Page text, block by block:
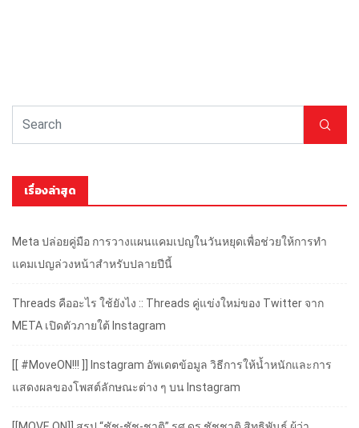
เรื่องล่าสุด
Meta ปล่อยคู่มือ การวางแผนแคมเปญในวันหยุดเพื่อช่วยให้การทำ
แคมเปญล่วงหน้าสำหรับปลายปีนี้
Threads คืออะไร ใช้ยังไง :: Threads คู่แข่งใหม่ของ Twitter จาก
META เปิดตัวภายใต้ Instagram
[[ #MoveON!!! ]] Instagram อัพเดตข้อมูล วิธีการให้น้ำหนักและการ
แสดงผลของโพสต์ลักษณะต่าง ๆ บน Instagram